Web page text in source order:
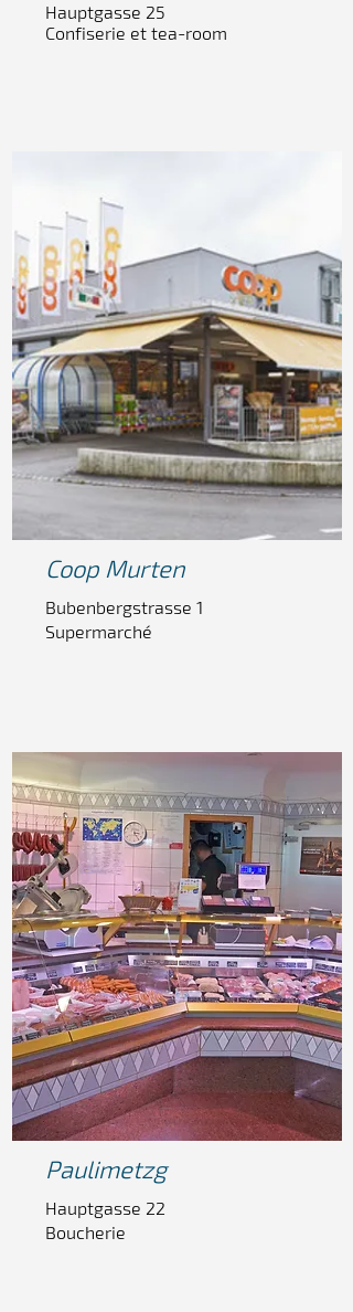
Hauptgasse 25
Confiserie et tea-room
Coop Murten
Bubenbergstrasse 1
Supermarché
Paulimetzg
Hauptgasse 22
Boucherie